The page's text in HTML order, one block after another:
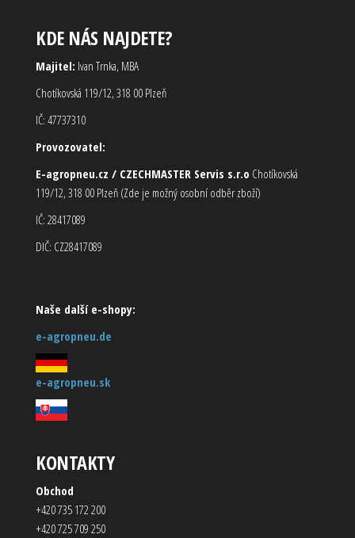
KDE NÁS NAJDETE?
Majitel: Ivan Trnka, MBA
Chotíkovská 119/12, 318 00 Plzeň
IČ: 47737310
Provozovatel:
E-agropneu.cz / CZECHMASTER Servis s.r.o Chotíkovská
119/12, 318 00 Plzeň (Zde je možný osobní odběr zboží)
IČ: 28417089
DIČ: CZ28417089
Naše další e-shopy:
e-agropneu.de
e-agropneu.sk
KONTAKTY
Obchod
+420 735 172 200
+420 725 709 250